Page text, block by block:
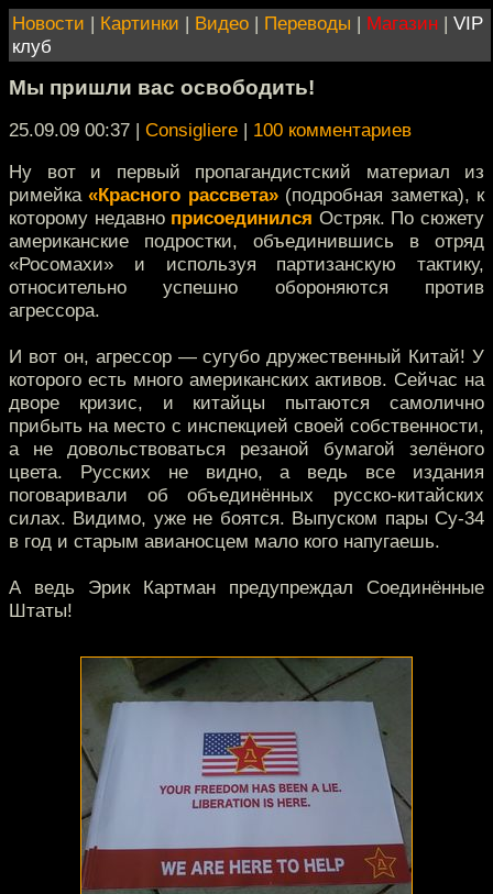
Новости | Картинки | Видео | Переводы | Магазин | VIP
клуб
Мы пришли вас освободить!
25.09.09 00:37 | Consigliere | 100 комментариев
Ну вот и первый пропагандистский материал из
римейка«Красного рассвета»(подробная заметка), к
которому недавно присоединился Остряк. По сюжету
американские подростки, объединившись в отряд
«Росомахи» и используя партизанскую тактику,
относительно успешно обороняются против
агрессора.
И вот он, агрессор — сугубо дружественный Китай! У
которого есть много американских активов. Сейчас на
дворе кризис, и китайцы пытаются самолично
прибыть на место с инспекцией своей собственности,
а не довольствоваться резаной бумагой зелёного
цвета. Русских не видно, а ведь все издания
поговаривали об объединённых русско-китайских
силах. Видимо, уже не боятся. Выпуском пары Су-34
в год и старым авианосцем мало кого напугаешь.
А ведь Эрик Картман предупреждал Соединённые
Штаты!